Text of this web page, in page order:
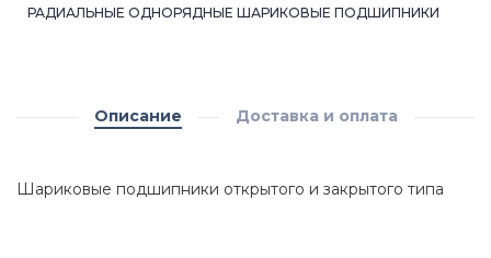
РАДИАЛЬНЫЕ ОДНОРЯДНЫЕ ШАРИКОВЫЕ ПОДШИПНИКИ
Описание Доставка и оплата
Шариковые подшипники открытого и закрытого типа